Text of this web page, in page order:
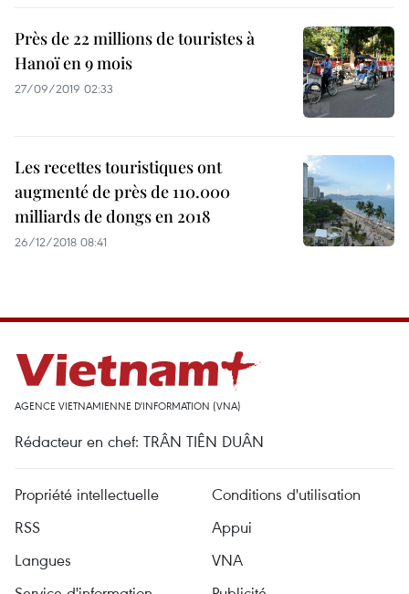
Près de 22 millions de touristes à
Hanoï en 9 mois
27/09/2019 02:33
Les recettes touristiques ont
augmenté de près de 110.000
milliards de dongs en 2018
26/12/2018 08:41
AGENCE VIETNAMIENNE D'INFORMATION (VNA)
Rédacteur en chef: TRÂN TIÊN DUÂN
Propriété intellectuelle
Conditions d'utilisation
RSS
Appui
Langues
VNA